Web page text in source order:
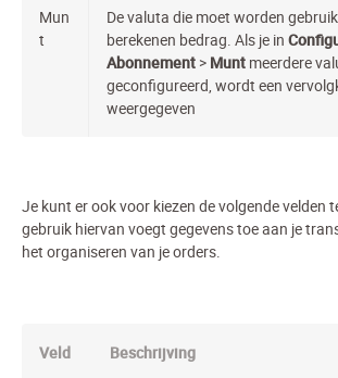
Mun
t
De valuta die moet worden
berekenen bedrag. Als je in
Abonnement > Munt meerdere
geconfigureerd, wordt een
weergegeven
Je kunt er ook voor kiezen de volgende velden
gebruik hiervan voegt gegevens toe aan je
het organiseren van je orders.
Veld Beschrijving